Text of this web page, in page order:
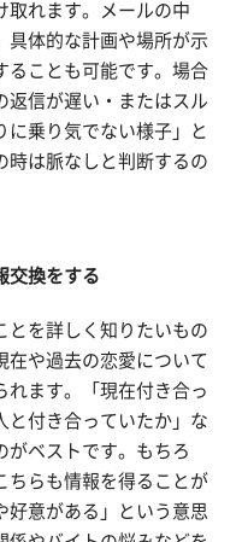
取れます。メールの中
具体的な計画や場所が示
ることも可能です。場合
返信が遅い・またはスル
に乗り気でない様子」と
時は脈なしと判断するの
交換をする
とを詳しく知りたいもの
在や過去の恋愛について
れます。「現在付き合っ
と付き合っていたか」な
がベストです。もちろ
ちらも情報を得ることが
好意がある」という意思